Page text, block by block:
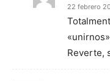
22 febrero
Reverte,